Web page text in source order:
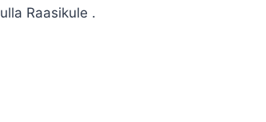
Raasikule .